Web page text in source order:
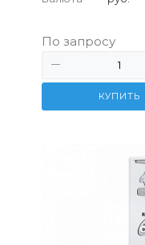
По запросу
КУПИТЬ